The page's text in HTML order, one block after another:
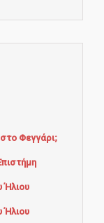
Φεγγάρι;
Ήλιου
Ήλιου